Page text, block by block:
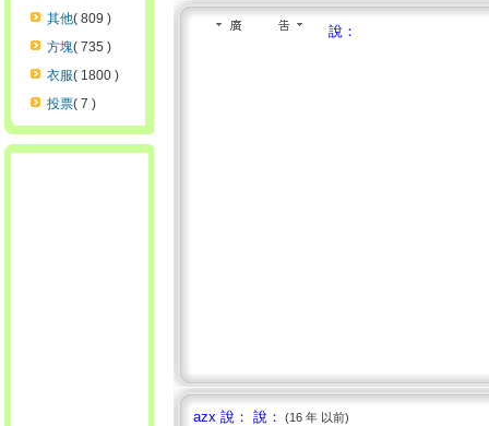
其他( 809 )
方塊( 735 )
衣服( 1800 )
投票( 7 )
說：
azx 說： 說： (16 年 以前)